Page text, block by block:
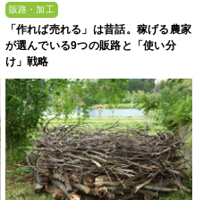
販路・加工
「作れば売れる」は昔話。稼げる農家
が選んでいる9つの販路と「使い分
け」戦略